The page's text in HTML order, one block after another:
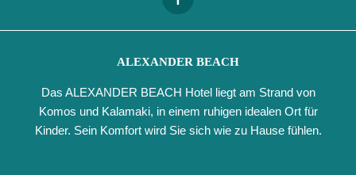
ALEXANDER BEACH
Das ALEXANDER BEACH Hotel liegt am Strand von
Komos und Kalamaki, in einem ruhigen idealen Ort für
Kinder. Sein Komfort wird Sie sich wie zu Hause fühlen.